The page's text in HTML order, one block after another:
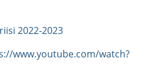
2022-2023
www.youtube.com/watch?